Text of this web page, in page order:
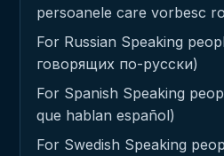
persoanele care vorbesc
For Russian Speaking
говорящих по-русски)
For Spanish Speaking
que hablan español)
For Swedish Speaking